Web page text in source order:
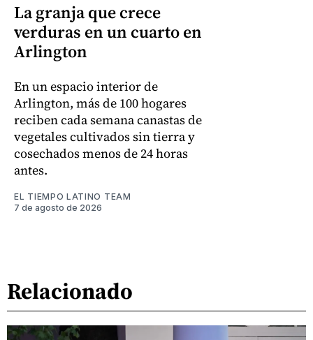
La granja que crece
verduras en un cuarto en
Arlington
En un espacio interior de
Arlington, más de 100 hogares
reciben cada semana canastas de
vegetales cultivados sin tierra y
cosechados menos de 24 horas
antes.
EL TIEMPO LATINO TEAM
7 de agosto de 2026
Relacionado